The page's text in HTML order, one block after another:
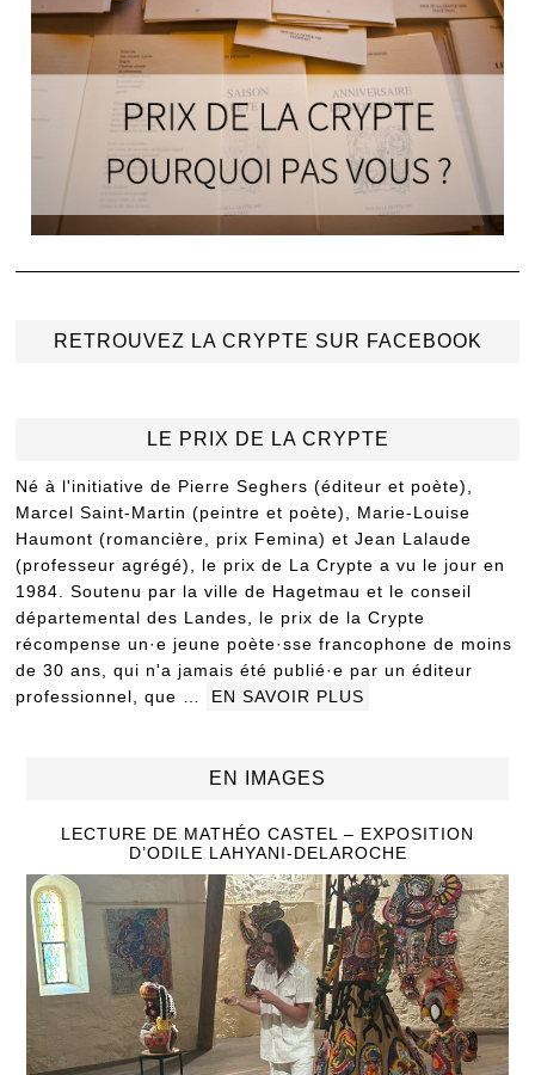
RETROUVEZ LA CRYPTE SUR FACEBOOK
LE PRIX DE LA CRYPTE
Né à l'initiative de Pierre Seghers (éditeur et poète),
Marcel Saint-Martin (peintre et poète), Marie-Louise
Haumont (romancière, prix Femina) et Jean Lalaude
(professeur agrégé), le prix de La Crypte a vu le jour en
1984. Soutenu par la ville de Hagetmau et le conseil
départemental des Landes, le prix de la Crypte
récompense un·e jeune poète·sse francophone de moins
de 30 ans, qui n'a jamais été publié·e par un éditeur
professionnel, que …
EN SAVOIR PLUS
EN IMAGES
LECTURE DE MATHÉO CASTEL – EXPOSITION
D’ODILE LAHYANI-DELAROCHE